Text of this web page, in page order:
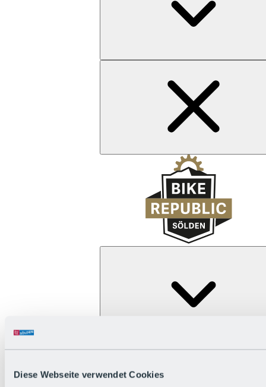
Diese Webseite verwendet Cookies
Bürger:in werden